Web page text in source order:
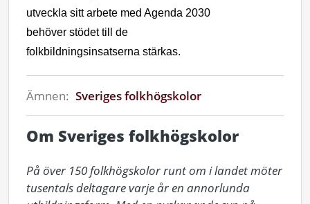
utveckla sitt arbete med Agenda 2030
behöver stödet till de
folkbildningsinsatserna stärkas.
Ämnen: Sveriges folkhögskolor
Om Sveriges folkhögskolor
På över 150 folkhögskolor runt om i landet möter
tusentals deltagare varje år en annorlunda